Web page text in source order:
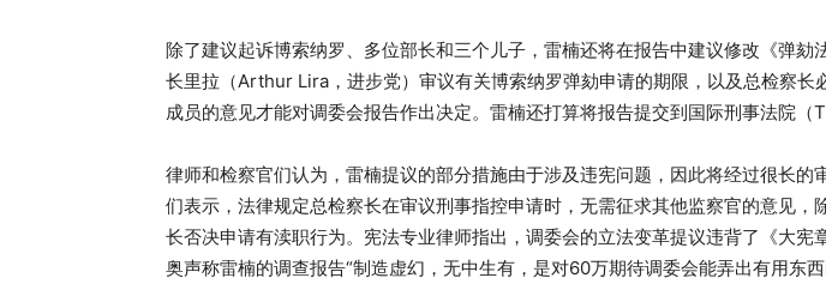
除了建议起诉博索纳罗、多位部长和三个儿子，雷楠还将在报告中建议修改《弹劾
长里拉（Arthur Lira，进步党）审议有关博索纳罗弹劾申请的期限，以及总检察长
成员的意见才能对调委会报告作出决定。雷楠还打算将报告提交到国际刑事法院（
律师和检察官们认为，雷楠提议的部分措施由于涉及违宪问题，因此将经过很长的
们表示，法律规定总检察长在审议刑事指控申请时，无需征求其他监察官的意见，
长否决申请有渎职行为。宪法专业律师指出，调委会的立法变革提议违背了《大宪
奥声称雷楠的调查报告“制造虚幻，无中生有，是对60万期待调委会能弄出有用东